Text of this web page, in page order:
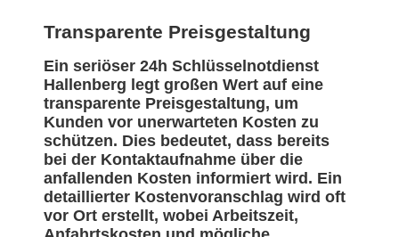
Transparente Preisgestaltung
Ein seriöser 24h Schlüsselnotdienst
Hallenberg legt großen Wert auf eine
transparente Preisgestaltung, um
Kunden vor unerwarteten Kosten zu
schützen. Dies bedeutet, dass bereits
bei der Kontaktaufnahme über die
anfallenden Kosten informiert wird. Ein
detaillierter Kostenvoranschlag wird oft
vor Ort erstellt, wobei Arbeitszeit,